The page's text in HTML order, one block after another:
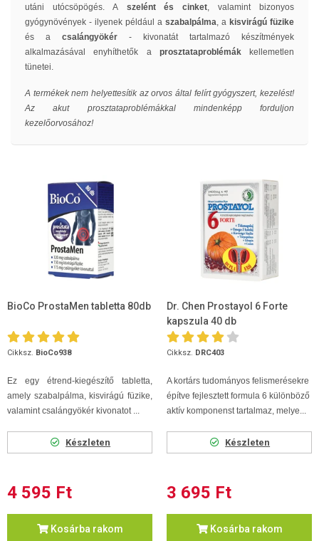
utáni utócsöpögés. Aszelént és cinket, valamint bizonyos
gyógynövények - ilyenek például a szabalpálma, a kisvirágú füzike
és a csalángyökér - kivonatát tartalmazó készítmények
alkalmazásával enyhíthetők a prosztataproblémák
kellemetlen
tünetei.
A termékek nem helyettesítik az orvos által felírt gyógyszert, kezelést!
Az akut prosztataproblémákkal mindenképp forduljon
kezelőorvosához!
BioCo ProstaMen tabletta 80db
Cikksz. BioCo938
Ez egy étrend-kiegészítő tabletta,
amely szabalpálma, kisvirágú füzike,
valamint csalángyökér kivonatot ...
Készleten
4 595 Ft
Kosárba rakom
Dr. Chen Prostayol 6 Forte
kapszula 40 db
Cikksz. DRC403
A kortárs tudományos felismerésekre
építve fejlesztett formula 6 különböző
aktív komponenst tartalmaz, melye...
Készleten
3 695 Ft
Kosárba rakom